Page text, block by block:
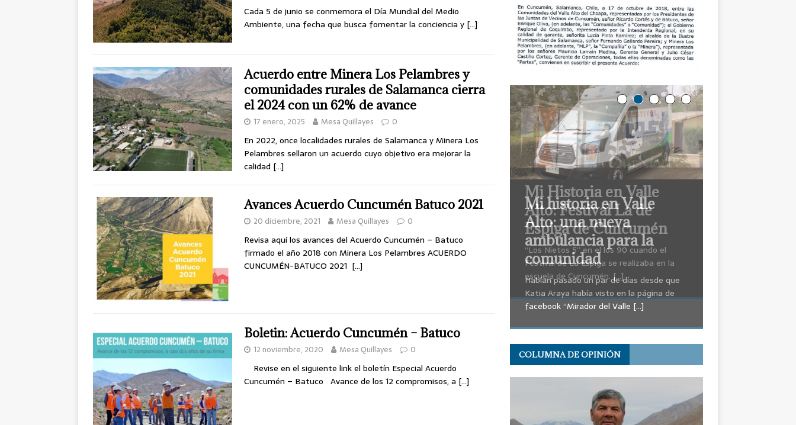
Cada 5 de junio se conmemora el Día Mundial del Medio
Ambiente, una fecha que busca fomentar la conciencia y […]
Acuerdo entre Minera Los Pelambres y
comunidades rurales de Salamanca cierra
el 2024 con un 62% de avance
17 enero, 2025 Mesa Quillayes 0
En 2022, once localidades rurales de Salamanca y Minera Los
Pelambres sellaron un acuerdo cuyo objetivo era mejorar la
calidad […]
Avances Acuerdo Cuncumén Batuco 2021
20 diciembre, 2021 Mesa Quillayes 0
Revisa aquí los avances del Acuerdo Cuncumén – Batuco
firmado el año 2018 con Minera Los Pelambres ACUERDO
CUNCUMÉN-BATUCO 2021 […]
Boletin: Acuerdo Cuncumén – Batuco
12 noviembre, 2020 Mesa Quillayes 0
Revise en el siguiente link el boletín Especial Acuerdo
Cuncumén – Batuco Avance de los 12 compromisos, a […]
Mi Historia en Valle
Alto: Festival La de
Espiga de Cuncumén
“Los Nietos 5” en el los 90 cuando el
Festival de La Espiga se realizaba en la
escuela de Cuncumén.[…]